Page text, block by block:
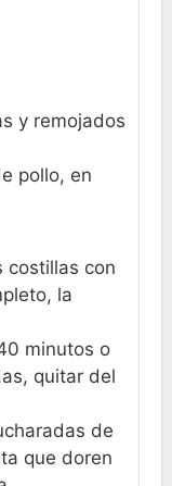
y remojados
pollo, en
costillas con
la
minutos o
quitar del
de
que doren